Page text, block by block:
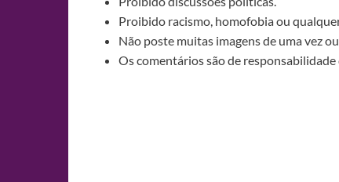
Proibido racismo, homofobia ou
Não poste muitas imagens de uma vez
Os comentários são de